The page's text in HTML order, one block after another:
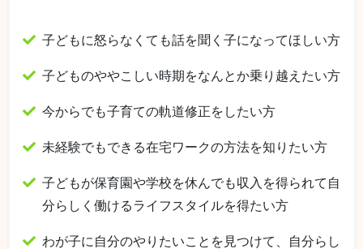
子どもに怒らなくても話を聞く子になってほしい方
子どものややこしい時期をなんとか乗り越えたい方
今からでも子育ての軌道修正をしたい方
未経験でもできる在宅ワークの方法を知りたい方
子どもが保育園や学校を休んでも収入を得られて自
分らしく働けるライフスタイルを得たい方
わが子に自分のやりたいことを見つけて、自分らし